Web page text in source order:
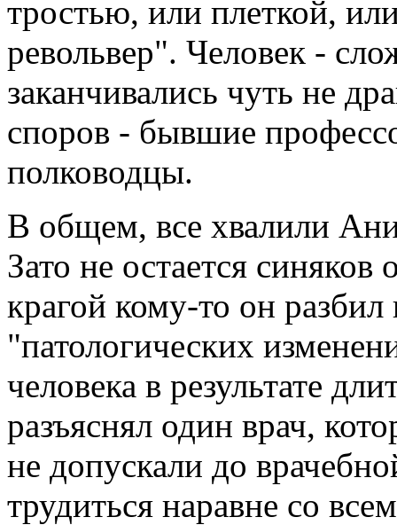
тростью, или плеткой,
револьвер". Человек -
заканчивались чуть не
споров - бывшие
полководцы.
В общем, все хвалили
Зато не остается
крагой кому-то он разбил
"патологических
человека в результате
разъяснял один врач,
не допускали до
трудиться наравне со